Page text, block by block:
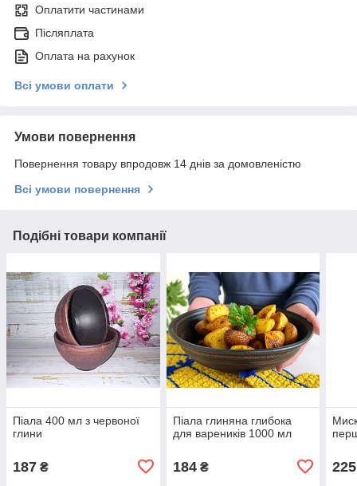
Оплатити частинами
Післяплата
Оплата на рахунок
Всі умови оплати
Умови повернення
Повернення товару впродовж 14 днів за домовленістю
Всі умови повернення
Подібні товари компанії
Піала 400 мл з червоної
глини
187 ₴
Піала глиняна глибока
для вареників 1000 мл
184₴ 225